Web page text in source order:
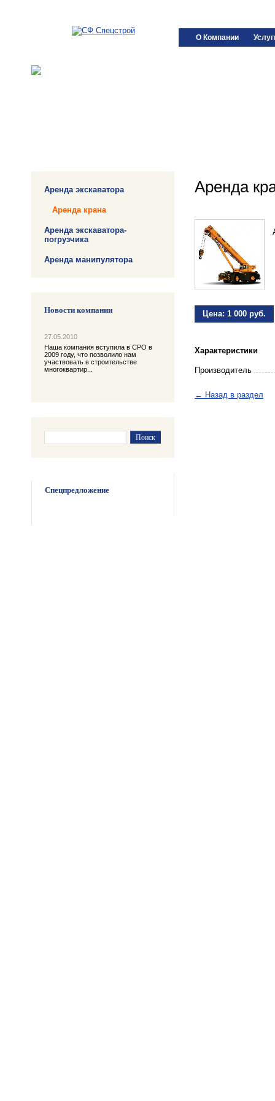
О Компании
Аренда экскаватора
Аренда крана
Аренда экскаватора-
погрузчика
Аренда манипулятора
Новости компании
27.05.2010
Наша компания вступила в СРО в
2009 году, что позволило нам
участвовать в строительстве
многоквартир...
Спецпредложение
Аренда
Цена: 1 000 руб.
Характеристики
Производитель
← Назад в раздел